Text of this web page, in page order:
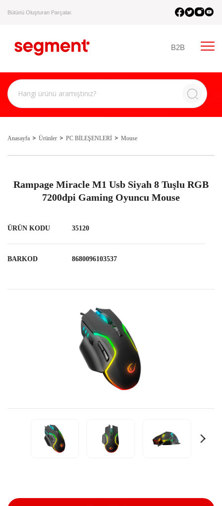
Bütünü Oluşturan Parçalar.
B2B
Anasayfa Ürünler PC BİLEŞENLERİ Mouse
Rampage Miracle M1 Usb Siyah 8 Tuşlu RGB
7200dpi Gaming Oyuncu Mouse
ÜRÜN KODU 35120
BARKOD 8680096103537